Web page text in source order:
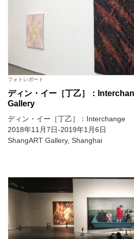
フォトレポート
ディン・イー［丁乙］：
Gallery
ディン・イー［丁乙］：Interchange
2018年11月7日-2019年1月6日
ShangART Gallery, Shanghai